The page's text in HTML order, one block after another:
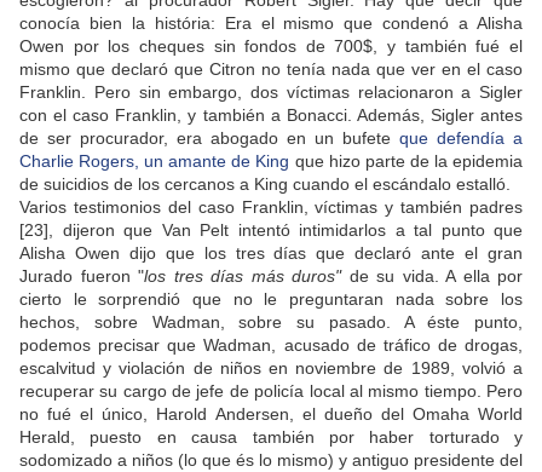
conocía bien la história: Era el mismo que condenó a Alisha
Owen por los cheques sin fondos de 700$, y también fué el
mismo que declaró que Citron no tenía nada que ver en el caso
Franklin. Pero sin embargo, dos víctimas relacionaron a Sigler
con el caso Franklin, y también a Bonacci. Además, Sigler antes
de ser procurador, era abogado en un bufete que defendía a
Charlie Rogers, un amante de King que hizo parte de la epidemia
de suicidios de los cercanos a King cuando el escándalo estalló.
Varios testimonios del caso Franklin, víctimas y también padres
[23], dijeron que Van Pelt intentó intimidarlos a tal punto que
Alisha Owen dijo que los tres días que declaró ante el gran
Jurado fueron "los tres días más duros"de su vida. A ella por
cierto le sorprendió que no le preguntaran nada sobre los
hechos, sobre Wadman, sobre su pasado. A éste punto,
podemos precisar que Wadman, acusado de tráfico de drogas,
escalvitud y violación de niños en noviembre de 1989, volvió a
recuperar su cargo de jefe de policía local al mismo tiempo. Pero
no fué el único, Harold Andersen, el dueño del Omaha World
Herald, puesto en causa también por haber torturado y
sodomizado a niños (lo que és lo mismo) y antiguo presidente del